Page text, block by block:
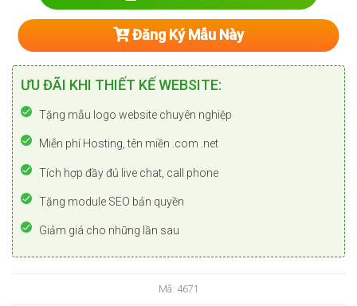
ƯU ĐÃI KHI THIẾT KẾ WEBSITE:
Tặng mẫu logo website chuyên nghiệp
Miễn phí Hosting, tên miền .com .net
Tích hợp đầy đủ live chat, call phone
Tặng module SEO bản quyền
Giảm giá cho những lần sau
Đăng Ký Mẫu Này
Mã: 4671